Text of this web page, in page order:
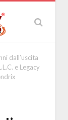
dall’uscita
e Legacy